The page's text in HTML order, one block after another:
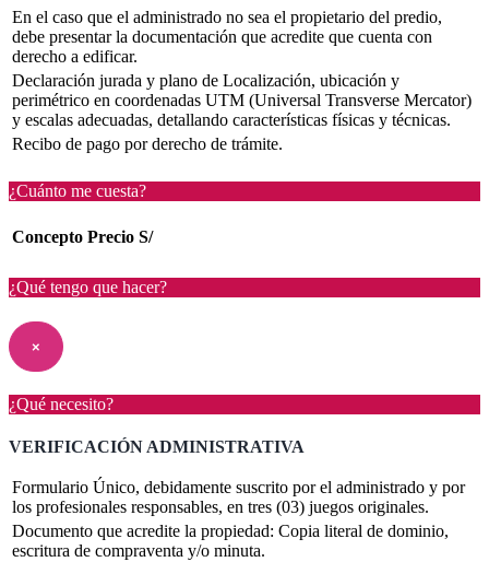
En el caso que el administrado no sea el propietario del predio,
debe presentar la documentación que acredite que cuenta con
derecho a edificar.
Declaración jurada y plano de Localización, ubicación y
perimétrico en coordenadas UTM (Universal Transverse Mercator)
y escalas adecuadas, detallando características físicas y técnicas.
Recibo de pago por derecho de trámite.
¿Cuánto me cuesta?
Concepto Precio S/
¿Qué tengo que hacer?
×
¿Qué necesito?
VERIFICACIÓN ADMINISTRATIVA
Formulario Único, debidamente suscrito por el administrado y por
los profesionales responsables, en tres (03) juegos originales.
Documento que acredite la propiedad: Copia literal de dominio,
escritura de compraventa y/o minuta.